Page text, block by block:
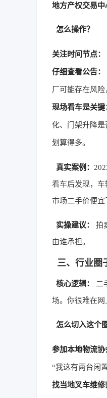
地方产权交易中
怎么操作？
关注时间节点：
仔细查看公告：
厂可能存在风险
现场看车是关键
化、门架升降
划算得多。
真实案例：
看车后发现，
市场二手价便宜
实操建议： 拍
由谁承担。
三、行业圈
核心逻辑： 二
场。你很难在网
怎么切入这个
参加本地物流协
“我这有两台闲
找当地叉车维修